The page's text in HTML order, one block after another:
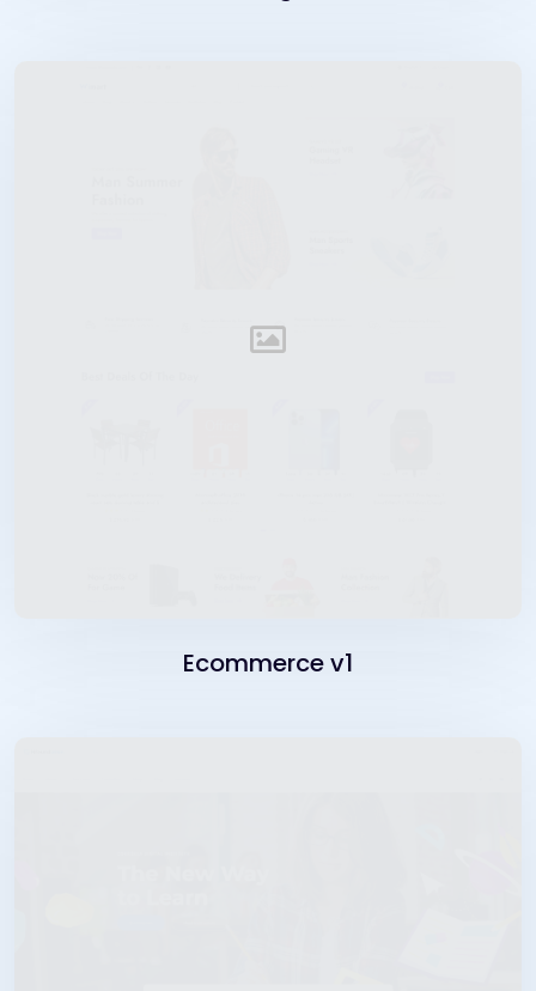
Ecommerce v1